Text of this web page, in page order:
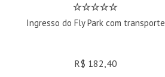
Ingresso do Fly Park com transporte
R$ 182,40